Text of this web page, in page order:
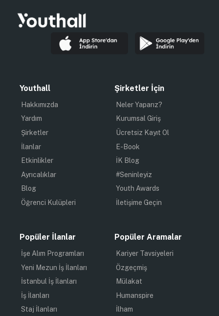
Youthall
Hakkımızda
Yardım
Şirketler
İlanlar
Etkinlikler
Ayrıcalıklar
Blog
Öğrenci Kulüpleri
Şirketler İçin
Neler Yaparız?
Kurumsal Giriş
Ücretsiz Kayıt Ol
E-Book
İK Blog
#Seninleyiz
Youth Awards
İletişime Geçin
Popüler İlanlar
İşe Alım Programları
Yeni Mezun İş İlanları
İstanbul İş İlanları
İş İlanları
Staj İlanları
Popüler Aramalar
Kariyer Tavsiyeleri
Özgeçmiş
Mülakat
Humanspire
İlham